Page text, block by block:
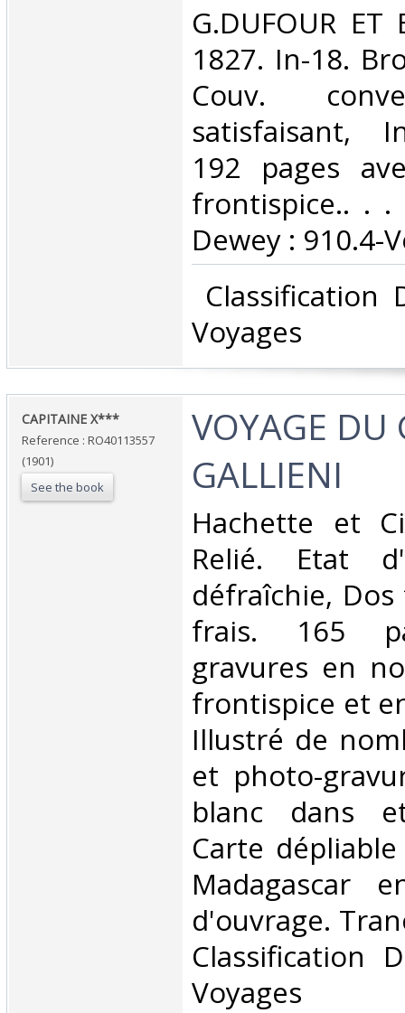
‎G.DUFOUR ET
1827. In-18.
Couv.
satisfaisant,
192 pages
frontispice.. . .
Dewey : 910.4-
Classification
Voyages‎
‎CAPITAINE X***‎
Reference : RO40113557
(1901)
See the book
‎VOYAGE DU
GALLIENI‎
‎Hachette et
Relié. Etat
défraîchie,
frais. 165
gravures en
frontispice et
Illustré de
et photo-
blanc dans
Carte
Madagascar
d'ouvrage.
Classification
Voyages‎